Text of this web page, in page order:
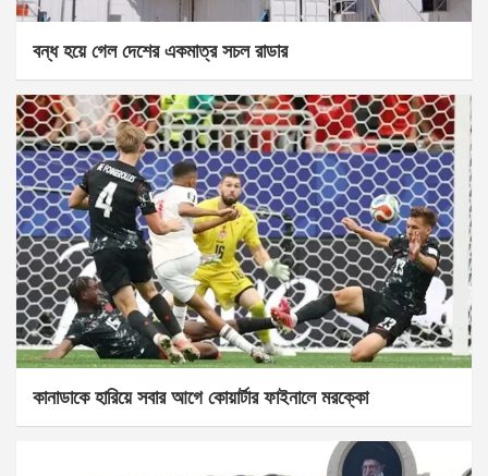
বন্ধ হয়ে গেল দেশের একমাত্র সচল রাডার
কানাডাকে হারিয়ে সবার আগে কোয়ার্টার ফাইনালে মরক্কো